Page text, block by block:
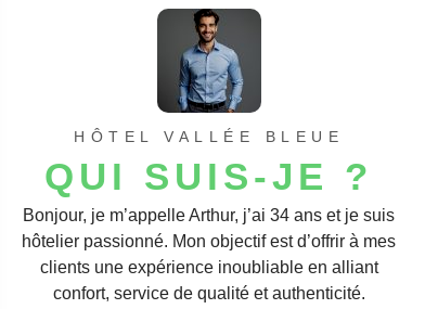
HÔTEL VALLÉE BLEUE
QUI SUIS-JE ?
Bonjour, je m’appelle Arthur, j’ai 34 ans et je suis
hôtelier passionné. Mon objectif est d’offrir à mes
clients une expérience inoubliable en alliant
confort, service de qualité et authenticité.